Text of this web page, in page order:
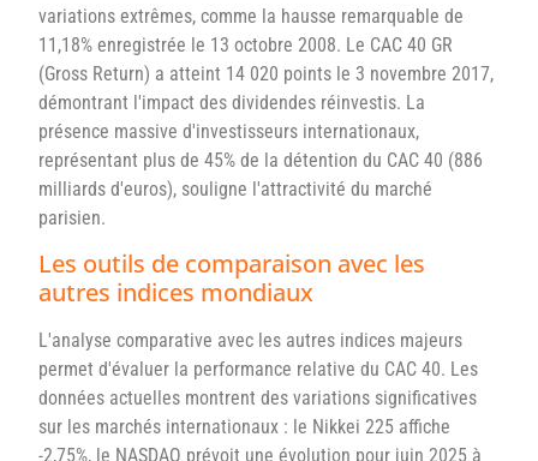
variations extrêmes, comme la hausse remarquable de
11,18% enregistrée le 13 octobre 2008. Le CAC 40 GR
(Gross Return) a atteint 14 020 points le 3 novembre 2017,
démontrant l'impact des dividendes réinvestis. La
présence massive d'investisseurs internationaux,
représentant plus de 45% de la détention du CAC 40 (886
milliards d'euros), souligne l'attractivité du marché
parisien.
Les outils de comparaison avec les
autres indices mondiaux
L'analyse comparative avec les autres indices majeurs
permet d'évaluer la performance relative du CAC 40. Les
données actuelles montrent des variations significatives
sur les marchés internationaux : le Nikkei 225 affiche
-2,75%, le NASDAQ prévoit une évolution pour juin 2025 à